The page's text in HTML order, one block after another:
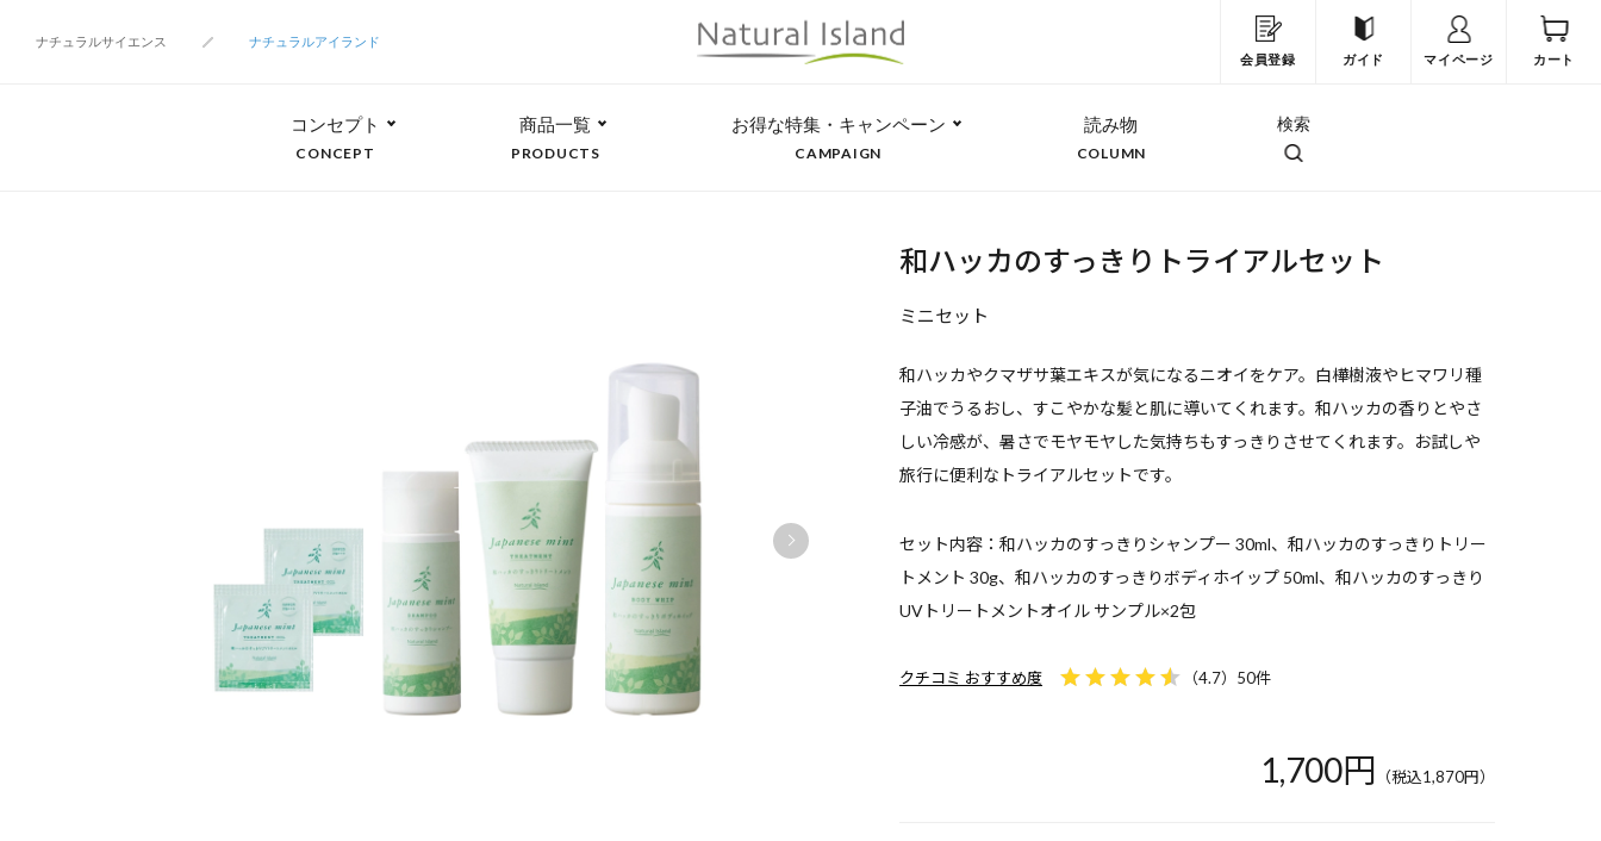
ナチュラルサイエンス
ナチュラルアイランド
会員登録
ガイド マイページ カート
コンセプト
CONCEPT
商品一覧
PRODUCTS
お得な特集・キャンペーン
CAMPAIGN
読み物
COLUMN
検索
和ハッカのすっきりトライアルセット
ミニセット
和ハッカやクマザサ葉エキスが気になるニオイをケア。白樺樹液やヒマワリ種
子油でうるおし、すこやかな髪と肌に導いてくれます。和ハッカの香りとやさ
しい冷感が、暑さでモヤモヤした気持ちもすっきりさせてくれます。お試しや
旅行に便利なトライアルセットです。
セット内容：和ハッカのすっきりシャンプー 30ml、和ハッカのすっきりトリー
トメント 30g、和ハッカのすっきりボディホイップ 50ml、和ハッカのすっきり
UVトリートメントオイル サンプル×2包
クチコミ おすすめ度 （4.7） 50件
1,700円 （税込1,870円）